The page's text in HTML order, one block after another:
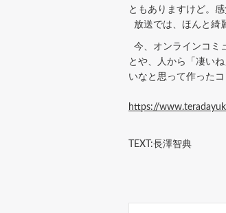
ともありますけど。
放送では、ほんと綺
今、オンラインコミ
とや、人から「凄い
いなと思って作った
https://
TEXT:長澤智典